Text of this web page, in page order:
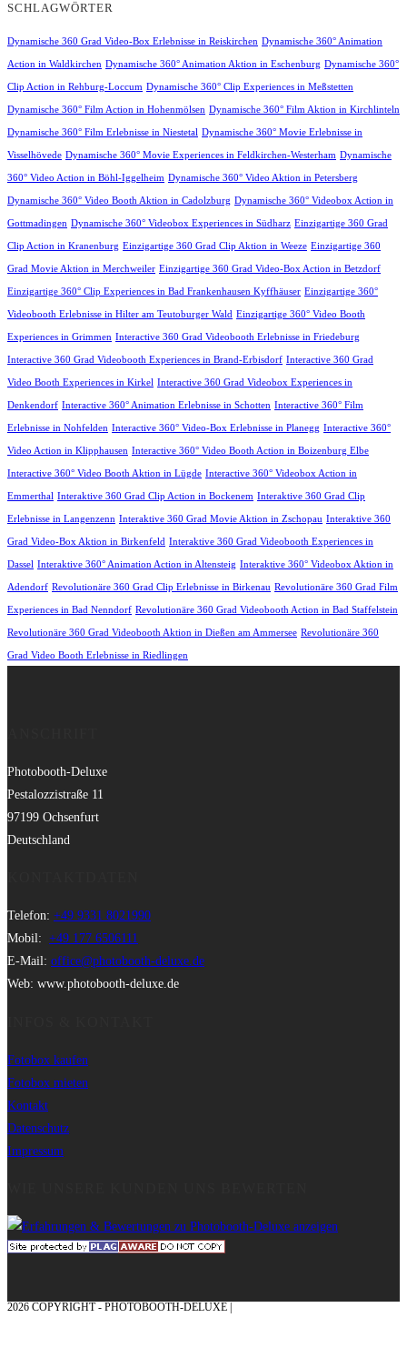
SCHLAGWÖRTER
Dynamische 360 Grad Video-Box Erlebnisse in Reiskirchen Dynamische 360° Animation
Action in Waldkirchen Dynamische 360° Animation Aktion in Eschenburg Dynamische 360°
Clip Action in Rehburg-Loccum Dynamische 360° Clip Experiences in Meßstetten
Dynamische 360° Film Action in Hohenmölsen Dynamische 360° Film Aktion in Kirchlinteln
Dynamische 360° Film Erlebnisse in Niestetal Dynamische 360° Movie Erlebnisse in
Visselhövede Dynamische 360° Movie Experiences in Feldkirchen-Westerham Dynamische
360° Video Action in Böhl-Iggelheim Dynamische 360° Video Aktion in Petersberg
Dynamische 360° Video Booth Aktion in Cadolzburg Dynamische 360° Videobox Action in
Gottmadingen Dynamische 360° Videobox Experiences in Südharz Einzigartige 360 Grad
Clip Action in Kranenburg Einzigartige 360 Grad Clip Aktion in Weeze Einzigartige 360
Grad Movie Aktion in Merchweiler Einzigartige 360 Grad Video-Box Action in Betzdorf
Einzigartige 360° Clip Experiences in Bad Frankenhausen Kyffhäuser Einzigartige 360°
Videobooth Erlebnisse in Hilter am Teutoburger Wald Einzigartige 360° Video Booth
Experiences in Grimmen Interactive 360 Grad Videobooth Erlebnisse in Friedeburg
Interactive 360 Grad Videobooth Experiences in Brand-Erbisdorf Interactive 360 Grad
Video Booth Experiences in Kirkel Interactive 360 Grad Videobox Experiences in
Denkendorf Interactive 360° Animation Erlebnisse in Schotten Interactive 360° Film
Erlebnisse in Nohfelden Interactive 360° Video-Box Erlebnisse in Planegg Interactive 360°
Video Action in Klipphausen Interactive 360° Video Booth Action in Boizenburg Elbe
Interactive 360° Video Booth Aktion in Lügde Interactive 360° Videobox Action in
Emmerthal Interaktive 360 Grad Clip Action in Bockenem Interaktive 360 Grad Clip
Erlebnisse in Langenzenn Interaktive 360 Grad Movie Aktion in Zschopau Interaktive 360
Grad Video-Box Aktion in Birkenfeld Interaktive 360 Grad Videobooth Experiences in
Dassel Interaktive 360° Animation Action in Altensteig Interaktive 360° Videobox Aktion in
Adendorf Revolutionäre 360 Grad Clip Erlebnisse in Birkenau Revolutionäre 360 Grad Film
Experiences in Bad Nenndorf Revolutionäre 360 Grad Videobooth Action in Bad Staffelstein
Revolutionäre 360 Grad Videobooth Aktion in Dießen am Ammersee Revolutionäre 360
Grad Video Booth Erlebnisse in Riedlingen
Photobooth-Deluxe
Pestalozzistraße 11
97199 Ochsenfurt
Deutschland
Telefon: +49 9331 8021990
Mobil: +49 177 6506111
E-Mail: office@photobooth-deluxe.de
Web: www.photobooth-deluxe.de
Fotobox kaufen
Fotobox mieten
Kontakt
Datenschutz
Impressum
2026 COPYRIGHT - PHOTOBOOTH-DELUXE |